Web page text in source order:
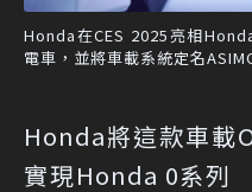
Honda在CES 2025亮相
電車，並將車載系統定名
Honda將這款車載
實現Honda 0系列